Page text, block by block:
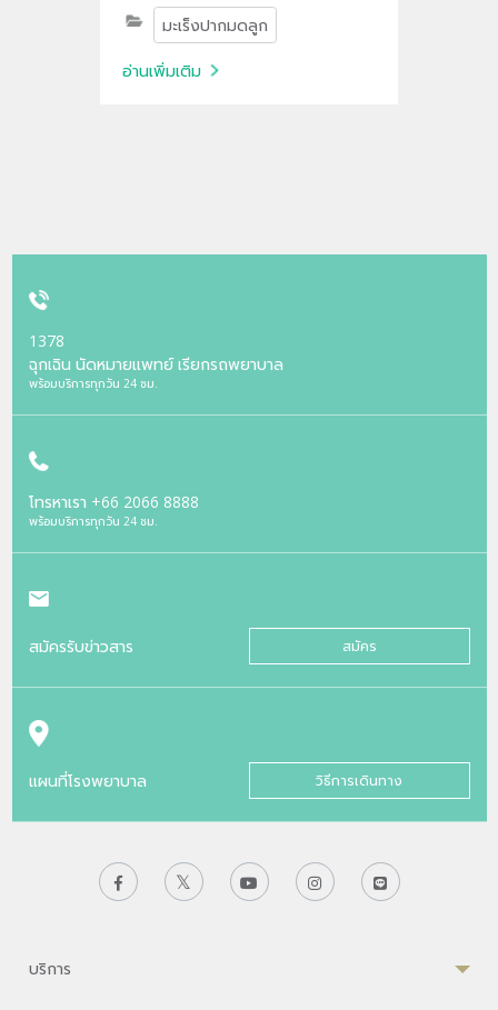
มะเร็งปากมดลูก
อ่านเพิ่มเติม
1378
ฉุกเฉิน นัดหมายแพทย์ เรียกรถพยาบาล
พร้อมบริการทุกวัน 24 ชม.
โทรหาเรา +66 2066 8888
พร้อมบริการทุกวัน 24 ชม.
สมัครรับข่าวสาร สมัคร
แผนที่โรงพยาบาล วิธีการเดินทาง
บริการ